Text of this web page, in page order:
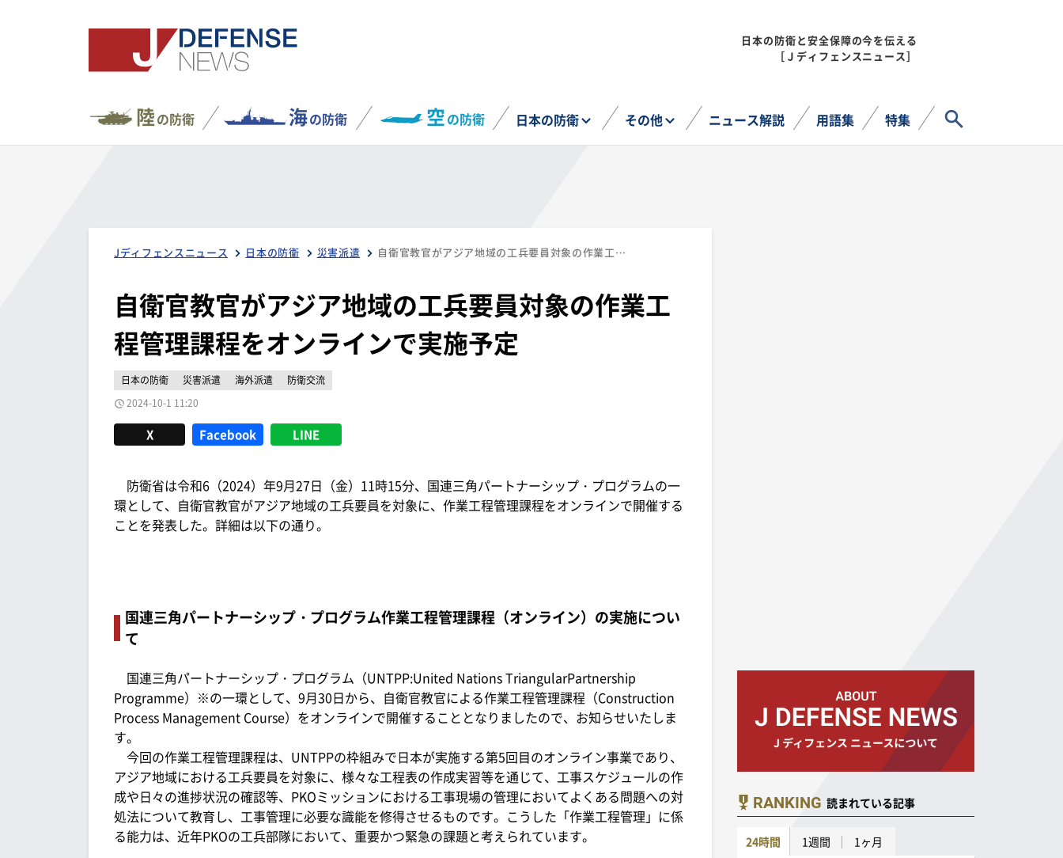
日本の防衛と安全保障の今を伝える
［Ｊディフェンスニュース］
陸の防衛 海の防衛 空の防衛 日本の防衛 その他 ニュース解説 用語集 特集
Jディフェンスニュース 日本の防衛 災害派遣 自衛官教官がアジア地域の工兵要員対象の作業工程管理課程をオンラインで実施予定
自衛官教官がアジア地域の工兵要員対象の作業工
程管理課程をオンラインで実施予定
日本の防衛 災害派遣 海外派遣
防衛交流
2024-10-1 11:20
X Facebook LINE
防衛省は令和6（2024）年9月27日（金）11時15分、国連三角パートナーシップ・プログラムの一
環として、自衛官教官がアジア地域の工兵要員を対象に、作業工程管理課程をオンラインで開催する
ことを発表した。詳細は以下の通り。
国連三角パートナーシップ・プログラム作業工程管理課程（オンライン）の実施につい
て
国連三角パートナーシップ・プログラム（UNTPP:United Nations TriangularPartnership
Programme）※の一環として、9月30日から、自衛官教官による作業工程管理課程（Construction
Process Management Course）をオンラインで開催することとなりましたので、お知らせいたしま
す。
今回の作業工程管理課程は、UNTPPの枠組みで日本が実施する第5回目のオンライン事業であり、
アジア地域における工兵要員を対象に、様々な工程表の作成実習等を通じて、工事スケジュールの作
成や日々の進捗状況の確認等、PKOミッションにおける工事現場の管理においてよくある問題への対
処法について教育し、工事管理に必要な識能を修得させるものです。こうした「作業工程管理」に係
る能力は、近年PKOの工兵部隊において、重要かつ緊急の課題と考えられています。
RANKING 読まれている記事
24時間 1週間 1ヶ月